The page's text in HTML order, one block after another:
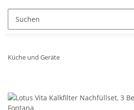
Küche und Geräte